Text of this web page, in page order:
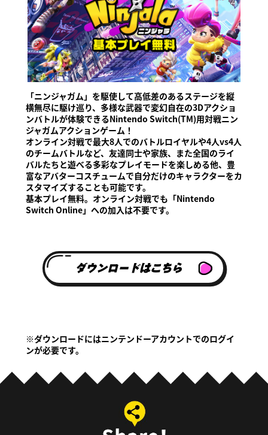
「ニンジャガム」を駆使して高低差のあるステージを縦
横無尽に駆け巡り、多様な武器で変幻自在の3Dアクショ
ンバトルが体験できるNintendo Switch(TM)用対戦ニン
ジャガムアクションゲーム！
オンライン対戦で最大8人でのバトルロイヤルや4人vs4人
のチームバトルなど、友達同士や家族、また全国のライ
バルたちと遊べる多彩なプレイモードを楽しめる他、豊
富なアバターコスチュームで自分だけのキャラクターをカ
スタマイズすることも可能です。
基本プレイ無料。オンライン対戦でも「Nintendo
Switch Online」への加入は不要です。
ダウンロードはこちら
※ダウンロードにはニンテンドーアカウントでのログイ
ンが必要です。